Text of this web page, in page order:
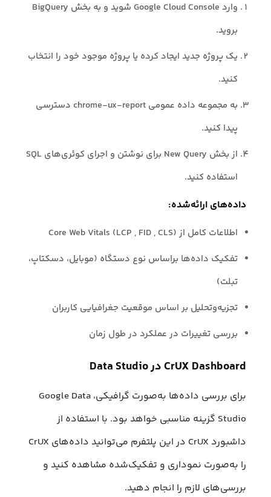
وارد Google Cloud Console شوید و به بخش BigQuery
بروید.
یک پروژه جدید ایجاد کرده یا پروژه موجود خود را انتخاب
کنید.
به مجموعه داده عمومی chrome-ux-report دسترسی
پیدا کنید.
از بخش New Query برای نوشتن و اجرای کوئری‌های SQL
استفاده کنید.
داده‌های ارائه‌شده:
اطلاعات کامل از Core Web Vitals (LCP , FID , CLS)
تفکیک داده‌ها براساس نوع دستگاه (موبایل، دسکتاپ،
تبلت)
تجزیه‌وتحلیل بر اساس موقعیت جغرافیایی کاربران
بررسی تغییرات در عملکرد در طول زمان
CrUX Dashboard در Data Studio
برای بررسی داده‌ها به‌صورت گرافیکی، Google Data
Studio گزینه مناسبی خواهد بود. با استفاده از
داشبورد CrUX در این پلتفرم می‌توانید داده‌های CrUX
را به‌صورت نموداری و تفکیک‌شده مشاهده کنید و
بررسی‌های لازم را انجام دهید.